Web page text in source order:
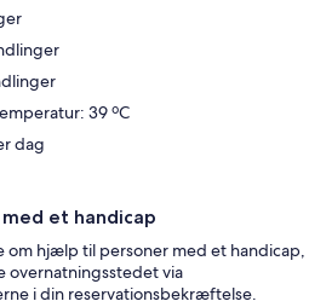
39 ºC
dag
et handicap
om hjælp til personer med et handicap,
overnatningsstedet via
i din reservationsbekræftelse.